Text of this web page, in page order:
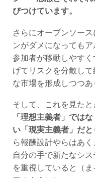
びつけています。
さらにオープンソー
ンがダメになってもア
参加者が移動しやす
げてリスクを分散し
な市場を形成しつつあ
そして、これを見たと
「理想主義者」では
い「現実主義者」だと
ら報酬設計やらはあ
自分の手で新たなシ
を重視していると（
アのように）。